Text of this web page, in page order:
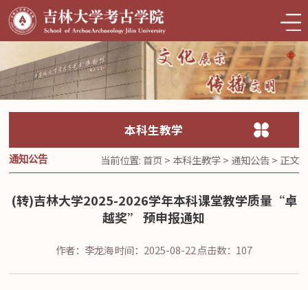
本科生教学
通知公告 当前位置: 首页> 本科生教学> 通知公告> 正文
(转)吉林大学2025-2026学年本科课堂教学质量“卓
越奖” 预申报通知
作者：李龙海时间：2025-08-22点击数： 107